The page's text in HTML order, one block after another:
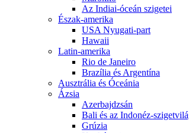
Az Indiai-óceán szigetei
Észak-amerika
USA Nyugati-part
Hawaii
Latin-amerika
Rio de Janeiro
Brazília és Argentína
Ausztrália és Óceánia
Ázsia
Azerbajdzsán
Bali és az Indonéz-
Grúzia